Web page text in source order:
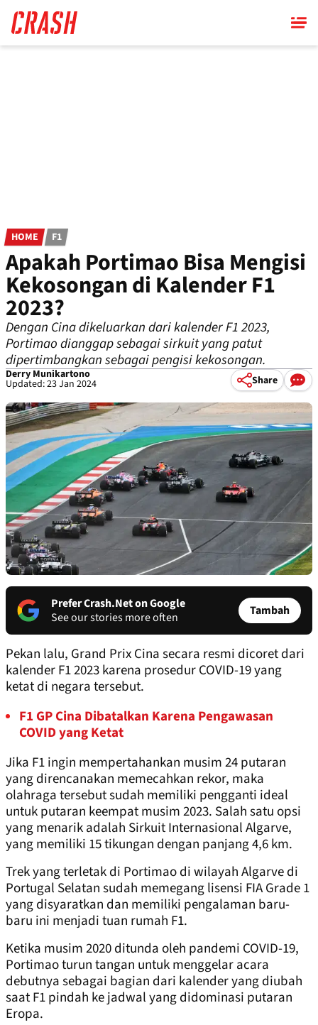
main
content
HOME F1
Apakah Portimao Bisa Mengisi
Kekosongan di Kalender F1
2023?
Dengan Cina dikeluarkan dari kalender F1 2023,
Portimao dianggap sebagai sirkuit yang patut
dipertimbangkan sebagai pengisi kekosongan.
Derry Munikartono
Updated: 23 Jan 2024 Share
Prefer Crash.Net on Google
See our stories more often
Tambah
Pekan lalu, Grand Prix Cina secara resmi dicoret dari
kalender F1 2023 karena prosedur COVID-19 yang
ketat di negara tersebut.
F1 GP Cina Dibatalkan Karena Pengawasan
COVID yang Ketat
Jika F1 ingin mempertahankan musim 24 putaran
yang direncanakan memecahkan rekor, maka
olahraga tersebut sudah memiliki pengganti ideal
untuk putaran keempat musim 2023. Salah satu opsi
yang menarik adalah Sirkuit Internasional Algarve,
yang memiliki 15 tikungan dengan panjang 4,6 km.
Trek yang terletak di Portimao di wilayah Algarve di
Portugal Selatan sudah memegang lisensi FIA Grade 1
yang disyaratkan dan memiliki pengalaman baru-
baru ini menjadi tuan rumah F1.
Ketika musim 2020 ditunda oleh pandemi COVID-19,
Portimao turun tangan untuk menggelar acara
debutnya sebagai bagian dari kalender yang diubah
saat F1 pindah ke jadwal yang didominasi putaran
Eropa.